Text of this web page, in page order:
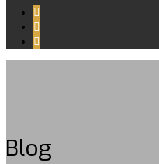
Blog